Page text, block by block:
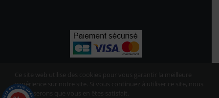
Ce site web utilise des cookies pour vous garantir la meilleure
expérience sur notre site. Si vous continuez à utiliser ce site, nous
supposerons que vous en êtes satisfait.